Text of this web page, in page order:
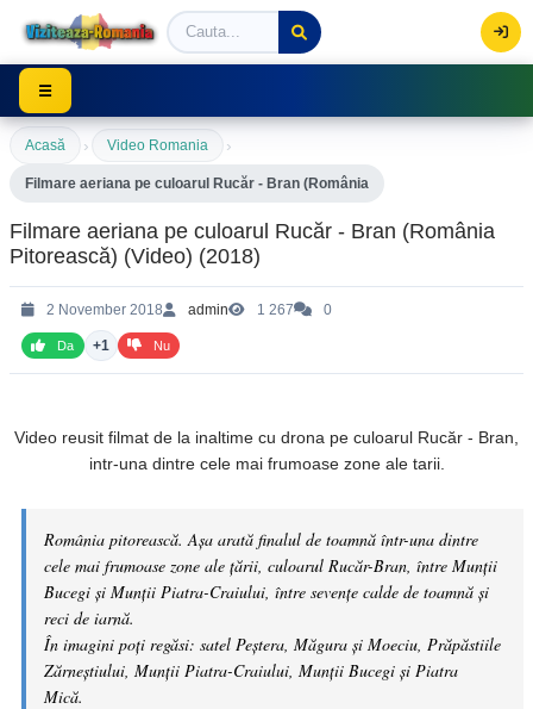
Viziteaza Romania | Obiective Turistice | Trasee
☰
Acasă › Video Romania ›
Filmare aeriana pe culoarul Rucăr - Bran (România
Filmare aeriana pe culoarul Rucăr - Bran (România
Pitorească) (Video) (2018)
2 November 2018 admin 1 267 0
Da +1 Nu
Video reusit filmat de la inaltime cu drona pe culoarul Rucăr - Bran,
intr-una dintre cele mai frumoase zone ale tarii.
România pitorească. Așa arată finalul de toamnă într-una dintre
cele mai frumoase zone ale țării, culoarul Rucăr-Bran, între Munții
Bucegi și Munții Piatra-Craiului, între sevențe calde de toamnă și
reci de iarnă.
În imagini poți regăsi: satel Peștera, Măgura și Moeciu, Prăpăstiile
Zărneștiului, Munții Piatra-Craiului, Munții Bucegi și Piatra
Mică.